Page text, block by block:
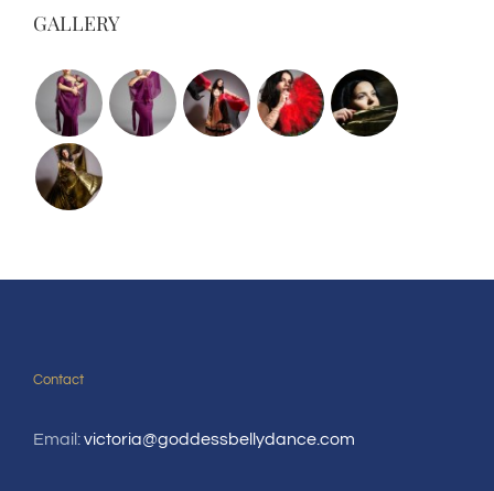
GALLERY
Contact
Email:victoria@goddessbellydance.com